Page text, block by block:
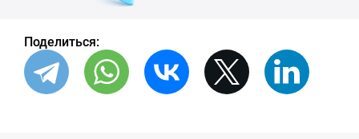
Поделиться: